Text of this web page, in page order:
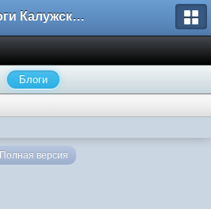
Блоги Калужского перекрестка
Блоги
Полная версия